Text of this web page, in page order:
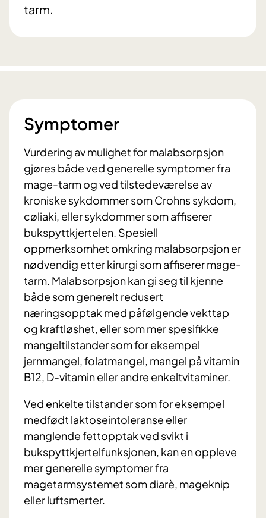
tarm.
Symptomer
Vurdering av mulighet for malabsorpsjon
gjøres både ved generelle symptomer fra
mage-tarm og ved tilstedeværelse av
kroniske sykdommer som Crohns sykdom,
cøliaki, eller sykdommer som affiserer
bukspyttkjertelen. Spesiell
oppmerksomhet omkring malabsorpsjon er
nødvendig etter kirurgi som affiserer mage-
tarm. Malabsorpsjon kan gi seg til kjenne
både som generelt redusert
næringsopptak med påfølgende vekttap
og kraftløshet, eller som mer spesifikke
mangeltilstander som for eksempel
jernmangel, folatmangel, mangel på vitamin
B12, D-vitamin eller andre enkeltvitaminer.
Ved enkelte tilstander som for eksempel
medfødt laktoseintoleranse eller
manglende fettopptak ved svikt i
bukspyttkjertelfunksjonen, kan en oppleve
mer generelle symptomer fra
magetarmsystemet som diarè, mageknip
eller luftsmerter.